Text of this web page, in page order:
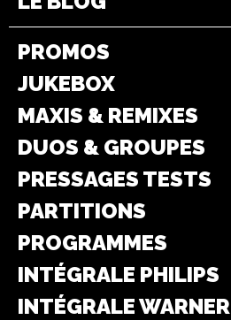
PROMOS
JUKEBOX
MAXIS & REMIXES
DUOS & GROUPES
PRESSAGES TESTS
PARTITIONS
PROGRAMMES
INTÉGRALE PHILIPS
INTÉGRALE WARNER